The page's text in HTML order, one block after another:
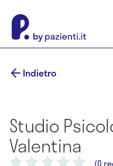
Indietro
Studio
Valentina
(0